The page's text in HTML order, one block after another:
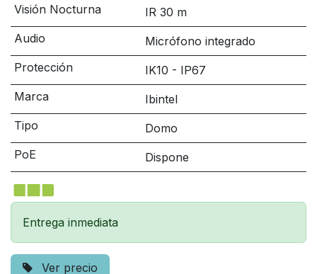
Visión Nocturna
IR 30 m
Audio
Micrófono integrado
Protección
IK10 - IP67
Marca
Ibintel
Tipo
Domo
PoE
Dispone
Entrega inmediata
Ver precio